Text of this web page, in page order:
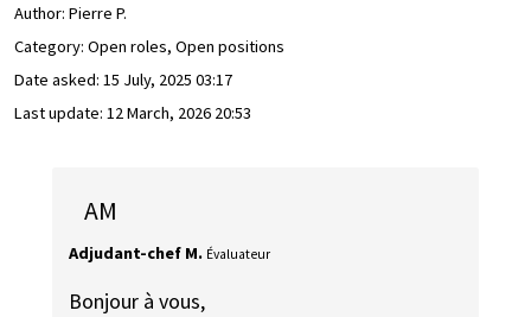
Author: Pierre P.
Category: Open roles, Open positions
Date asked: 15 July, 2025 03:17
Last update: 12 March, 2026 20:53
AM
Adjudant-chef M. Évaluateur
Bonjour à vous,